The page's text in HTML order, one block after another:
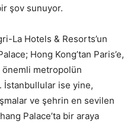
şov sunuyor.
La Hotels & Resorts’un
Hong Kong’tan Paris’e,
önemli metropolün
ise yine,
ve şehrin en sevilen
Palace’ta bir araya